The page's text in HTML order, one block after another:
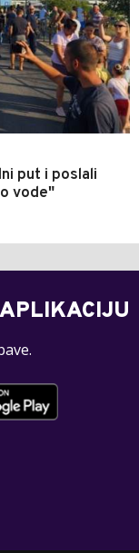
put i poslali
vode"